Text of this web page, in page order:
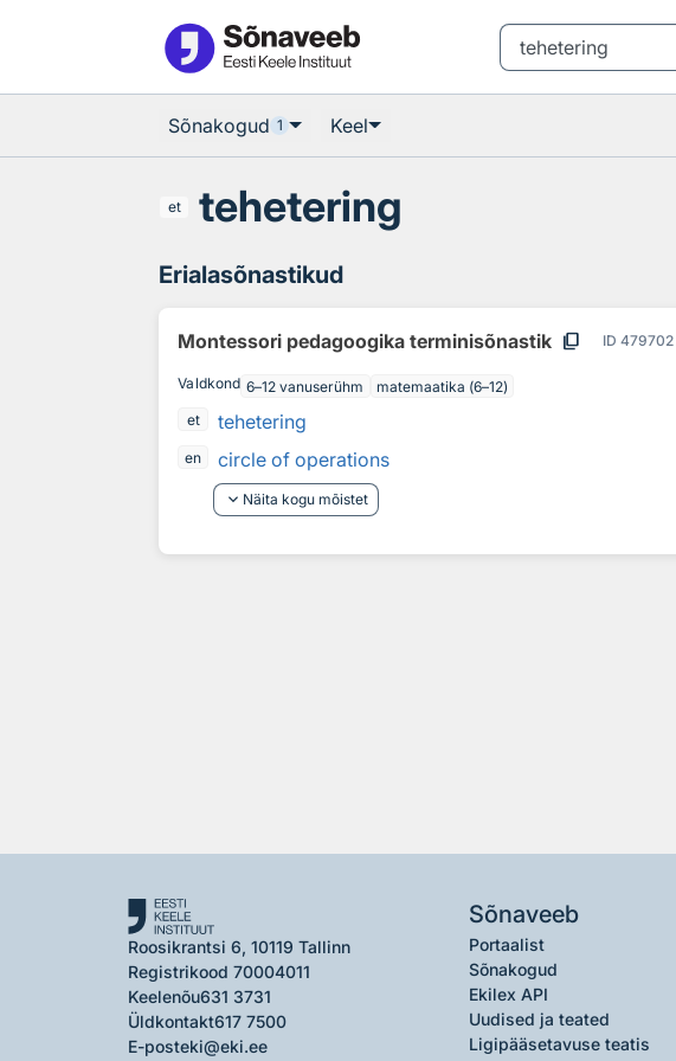
Sõnakogud 1 Keel
et tehetering
Erialasõnastikud
Montessori pedagoogika terminisõnastik content_copy ID 479702
Valdkond 6–12 vanuserühm
matemaatika (6–12)
et
tehetering
en
circle of operations
keyboard_arrow_down Näita kogu mõistet
Roosikrantsi 6, 10119 Tallinn
Registrikood 70004011
Keelenõu631 3731
Üldkontakt617 7500
E-posteki@eki.ee
Sõnaveeb
Portaalist
Sõnakogud
Ekilex API
Uudised ja teated
Ligipääsetavuse teatis